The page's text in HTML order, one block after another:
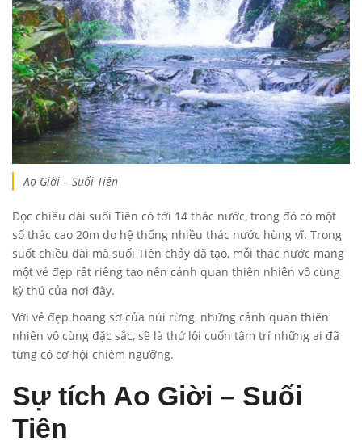
Ao Giời – Suối Tiên
Dọc chiều dài suối Tiên có tới 14 thác nước, trong đó có một
số thác cao 20m do hệ thống nhiều thác nước hùng vĩ. Trong
suốt chiều dài mà suối Tiên chảy đã tạo, mỗi thác nước mang
một vẻ đẹp rất riêng tạo nên cảnh quan thiên nhiên vô cùng
kỳ thú của nơi đây.
Với vẻ đẹp hoang sơ của núi rừng, những cảnh quan thiên
nhiên vô cùng đặc sắc, sẽ là thứ lôi cuốn tâm trí những ai đã
từng có cơ hội chiêm ngưỡng.
Sự tích Ao Giời – Suối
Tiên